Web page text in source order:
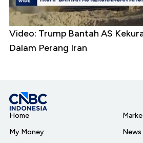
Video: Trump Bantah AS
Dalam Perang Iran
Home
My Money
News